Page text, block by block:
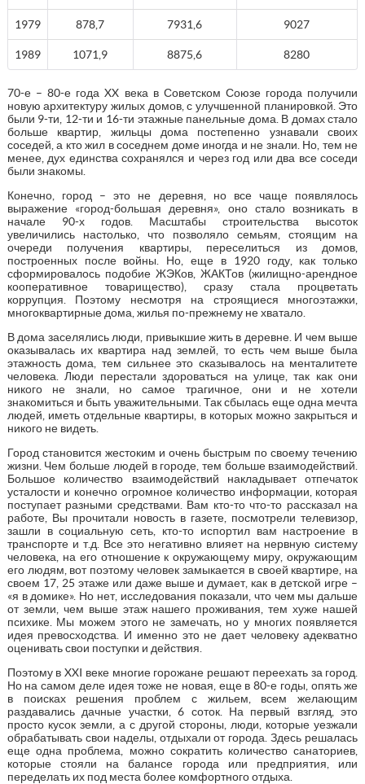
1979 878,7 7931,6 9027
1989 1071,9 8875,6 8280
70-е – 80-е года XX века в Советском Союзе города получили
новую архитектуру жилых домов, с улучшенной планировкой. Это
были 9-ти, 12-ти и 16-ти этажные панельные дома. В домах стало
больше квартир, жильцы дома постепенно узнавали своих
соседей, а кто жил в соседнем доме иногда и не знали. Но, тем не
менее, дух единства сохранялся и через год или два все соседи
были знакомы.
Конечно, город – это не деревня, но все чаще появлялось
выражение «город-большая деревня», оно стало возникать в
начале 90-х годов. Масштабы строительства высоток
увеличились настолько, что позволяло семьям, стоящим на
очереди получения квартиры, переселиться из домов,
построенных после войны. Но, еще в 1920 году, как только
сформировалось подобие ЖЭКов, ЖАКТов (жилищно-арендное
кооперативное товарищество), сразу стала процветать
коррупция. Поэтому несмотря на строящиеся многоэтажки,
многоквартирные дома, жилья по-прежнему не хватало.
В дома заселялись люди, привыкшие жить в деревне. И чем выше
оказывалась их квартира над землей, то есть чем выше была
этажность дома, тем сильнее это сказывалось на менталитете
человека. Люди перестали здороваться на улице, так как они
никого не знали, но самое трагичное, они и не хотели
знакомиться и быть уважительными. Так сбылась еще одна мечта
людей, иметь отдельные квартиры, в которых можно закрыться и
никого не видеть.
Город становится жестоким и очень быстрым по своему течению
жизни. Чем больше людей в городе, тем больше взаимодействий.
Большое количество взаимодействий накладывает отпечаток
усталости и конечно огромное количество информации, которая
поступает разными средствами. Вам кто-то что-то рассказал на
работе, Вы прочитали новость в газете, посмотрели телевизор,
зашли в социальную сеть, кто-то испортил вам настроение в
транспорте и т.д. Все это негативно влияет на нервную систему
человека, на его отношение к окружающему миру, окружающим
его людям, вот поэтому человек замыкается в своей квартире, на
своем 17, 25 этаже или даже выше и думает, как в детской игре –
«я в домике». Но нет, исследования показали, что чем мы дальше
от земли, чем выше этаж нашего проживания, тем хуже нашей
психике. Мы можем этого не замечать, но у многих появляется
идея превосходства. И именно это не дает человеку адекватно
оценивать свои поступки и действия.
Поэтому в XXI веке многие горожане решают переехать за город.
Но на самом деле идея тоже не новая, еще в 80-е годы, опять же
в поисках решения проблем с жильем, всем желающим
раздавались дачные участки, 6 соток. На первый взгляд, это
просто кусок земли, а с другой стороны, люди, которые уезжали
обрабатывать свои наделы, отдыхали от города. Здесь решалась
еще одна проблема, можно сократить количество санаториев,
которые стояли на балансе города или предприятия, или
переделать их под места более комфортного отдыха.